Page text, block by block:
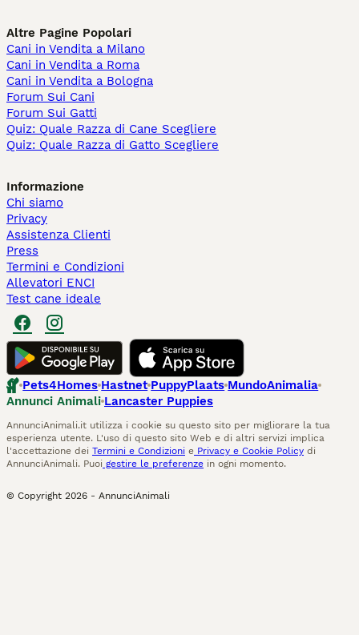
Altre Pagine Popolari
Cani in Vendita a Milano
Cani in Vendita a Roma
Cani in Vendita a Bologna
Forum Sui Cani
Forum Sui Gatti
Quiz: Quale Razza di Cane Scegliere
Quiz: Quale Razza di Gatto Scegliere
Informazione
Chi siamo
Privacy
Assistenza Clienti
Press
Termini e Condizioni
Allevatori ENCI
Test cane ideale
Pets4Homes Hastnet PuppyPlaats MundoAnimalia
Annunci Animali Lancaster Puppies
AnnunciAnimali.it utilizza i cookie su questo sito per migliorare la tua
esperienza utente. L'uso di questo sito Web e di altri servizi implica
l'accettazione dei Termini e Condizioni e Privacy e Cookie Policy di
AnnunciAnimali. Puoi gestire le preferenze in ogni momento.
© Copyright 2026 - AnnunciAnimali